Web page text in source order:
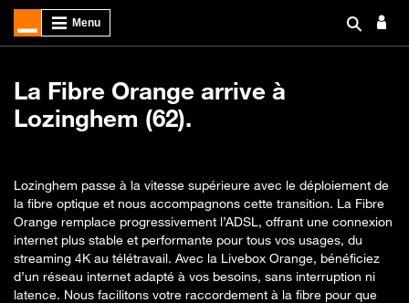
La Fibre Orange arrive à
Lozinghem (62).
Lozinghem passe à la vitesse supérieure avec le déploiement de
la fibre optique et nous accompagnons cette transition. La Fibre
Orange remplace progressivement l’ADSL, offrant une connexion
internet plus stable et performante pour tous vos usages, du
streaming 4K au télétravail. Avec la Livebox Orange, bénéficiez
d’un réseau internet adapté à vos besoins, sans interruption ni
latence. Nous facilitons votre raccordement à la fibre pour que